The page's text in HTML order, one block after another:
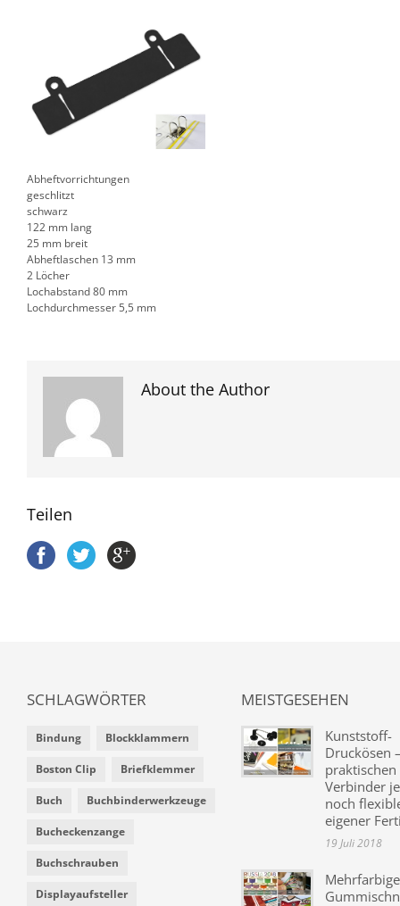
Abheftvorrichtungen
geschlitzt
schwarz
122 mm lang
25 mm breit
Abheftlaschen 13 mm
2 Löcher
Lochabstand 80 mm
Lochdurchmesser 5,5 mm
About the Author
Teilen
SCHLAGWÖRTER
Bindung Blockklammern
Boston Clip Briefklemmer
Buch Buchbinderwerkzeuge
Bucheckenzange
Buchschrauben
Displayaufsteller
MEISTGESEHEN
Kunststoff-
Druckösen
praktischen
Verbinder
noch
eigener
19 Juli 2018
Mehrfarbige